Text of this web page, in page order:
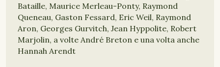
Bataille, Maurice Merleau-Ponty, Raymond
Queneau, Gaston Fessard, Eric Weil, Raymond
Aron, Georges Gurvitch, Jean Hyppolite, Robert
Marjolin, a volte André Breton e una volta anche
Hannah Arendt